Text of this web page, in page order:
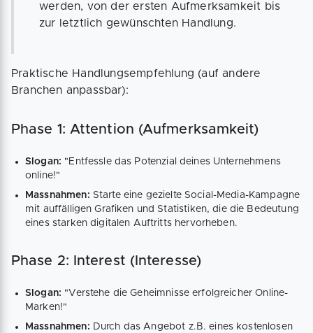
werden, von der ersten Aufmerksamkeit bis
zur letztlich gewünschten Handlung.
Praktische Handlungsempfehlung (auf andere
Branchen anpassbar):
Phase 1: Attention (Aufmerksamkeit)
Slogan: "Entfessle das Potenzial deines Unternehmens
online!"
Massnahmen: Starte eine gezielte Social-Media-Kampagne
mit auffälligen Grafiken und Statistiken, die die Bedeutung
eines starken digitalen Auftritts hervorheben.
Phase 2: Interest (Interesse)
Slogan: "Verstehe die Geheimnisse erfolgreicher Online-
Marken!"
Massnahmen: Durch das Angebot z.B. eines kostenlosen